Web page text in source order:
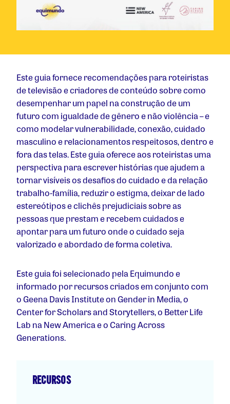
Este guia fornece recomendações para roteiristas
de televisão e criadores de conteúdo sobre como
desempenhar um papel na construção de um
futuro com igualdade de gênero e não violência – e
como modelar vulnerabilidade, conexão, cuidado
masculino e relacionamentos respeitosos, dentro e
fora das telas. Este guia oferece aos roteiristas uma
perspectiva para escrever histórias que ajudem a
tornar visíveis os desafios do cuidado e da relação
trabalho-família, reduzir o estigma, deixar de lado
estereótipos e clichês prejudiciais sobre as
pessoas que prestam e recebem cuidados e
apontar para um futuro onde o cuidado seja
valorizado e abordado de forma coletiva.
Este guia foi selecionado pela Equimundo e
informado por recursos criados em conjunto com
o Geena Davis Institute on Gender in Media, o
Center for Scholars and Storytellers, o Better Life
Lab na New America e o Caring Across
Generations.
RECURSOS